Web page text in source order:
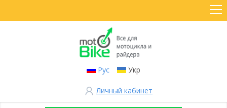
Рус Укр
Личный кабинет